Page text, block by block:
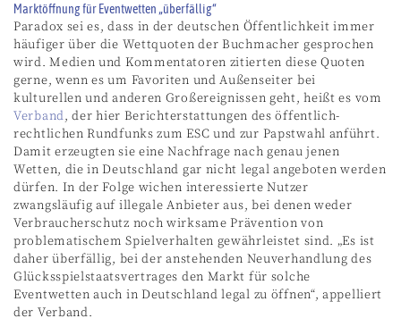
Marktöffnung für Eventwetten „überfällig“
Paradox sei es, dass in der deutschen Öffentlichkeit immer
häufiger über die Wettquoten der Buchmacher gesprochen
wird. Medien und Kommentatoren zitierten diese Quoten
gerne, wenn es um Favoriten und Außenseiter bei
kulturellen und anderen Großereignissen geht, heißt es vom
Verband, der hier Berichterstattungen des öffentlich-
rechtlichen Rundfunks zum ESC und zur Papstwahl anführt.
Damit erzeugten sie eine Nachfrage nach genau jenen
Wetten, die in Deutschland gar nicht legal angeboten werden
dürfen. In der Folge wichen interessierte Nutzer
zwangsläufig auf illegale Anbieter aus, bei denen weder
Verbraucherschutz noch wirksame Prävention von
problematischem Spielverhalten gewährleistet sind. „Es ist
daher überfällig, bei der anstehenden Neuverhandlung des
Glücksspielstaatsvertrages den Markt für solche
Eventwetten auch in Deutschland legal zu öffnen“, appelliert
der Verband.